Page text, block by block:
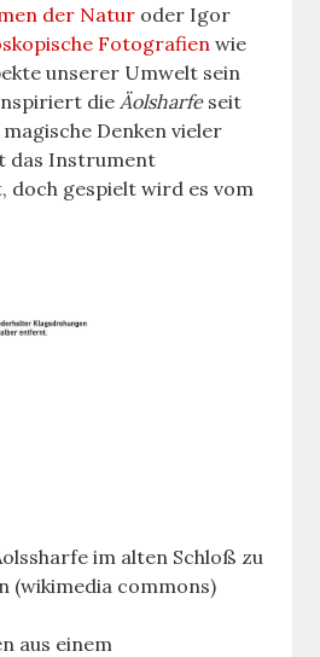
der Natur oder Igor
Fotografien wie
unserer Umwelt sein
dieÄolsharfeseit
Denken vieler
das Instrument
doch gespielt wird es vom
im alten Schloß zu
(wikimedia commons)
aus einem